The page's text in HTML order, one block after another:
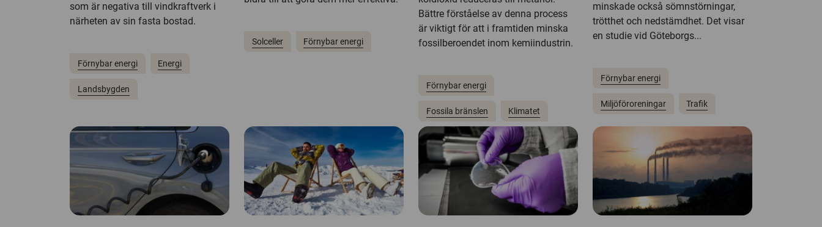
som är negativa till vindkraftverk i
närheten av sin fasta bostad.
Förnybar energi Energi
Landsbygden
Solceller Förnybar energi
Bättre förståelse av denna process
är viktigt för att i framtiden minska
fossilberoendet inom kemiindustrin.
Förnybar energi
Fossila bränslen Klimatet
minskade också sömnstörningar,
trötthet och nedstämdhet. Det visar
en studie vid Göteborgs...
Förnybar energi
Miljöföroreningar Trafik